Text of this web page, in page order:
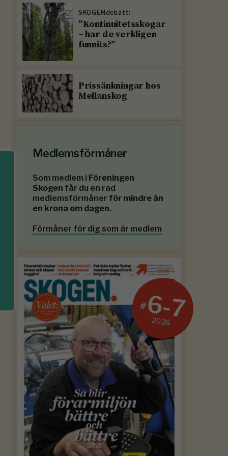
SKOGENdebatt:
”Kontinuitetsskogar
– har de verkligen
funnits?”
Prissänkningar hos
Mellanskog
Medlemsförmåner
Som medlem i Föreningen
Skogen får du en rad
medlemsförmåner för mindre än
en krona om dagen.
Förmåner för dig som är medlem
#6-7
2026